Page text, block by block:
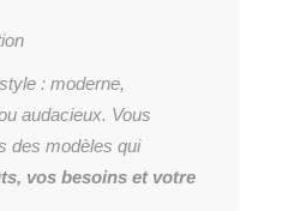
: moderne,
audacieux. Vous
des modèles qui
vos besoins et votre